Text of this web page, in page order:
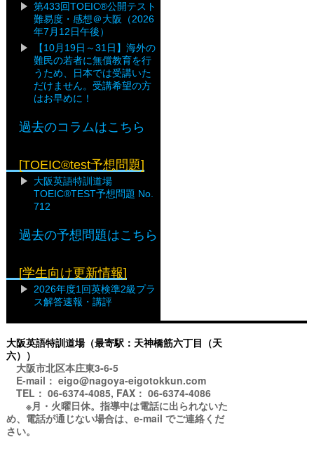
第433回TOEIC®公開テスト
難易度・感想＠大阪（2026
年7月12日午後）
【10月19日～31日】海外の
難民の若者に無償教育を行
うため、日本では受講いた
だけません。受講希望の方
はお早めに！
過去のコラムはこちら
[TOEIC®test予想問題]
大阪英語特訓道場
TOEIC®TEST予想問題 No.
712
過去の予想問題はこちら
[学生向け更新情報]
2026年度1回英検準2級プラ
ス解答速報・講評
大阪英語特訓道場（最寄駅：天神橋筋六丁目（天
六））
大阪市北区本庄東3-6-5
E-mail： eigo@nagoya-eigotokkun.com
TEL： 06-6374-4085, FAX： 06-6374-4086
※月・火曜日休。指導中は電話に出られないた
め、電話が通じない場合は、e-mail でご連絡くだ
さい。